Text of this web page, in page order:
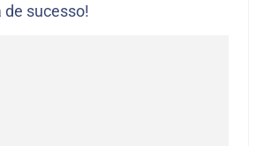
de sucesso!